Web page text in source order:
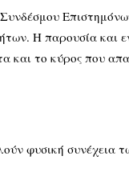
Η παρουσία και
και το κύρος που
φυσική συνέχεια